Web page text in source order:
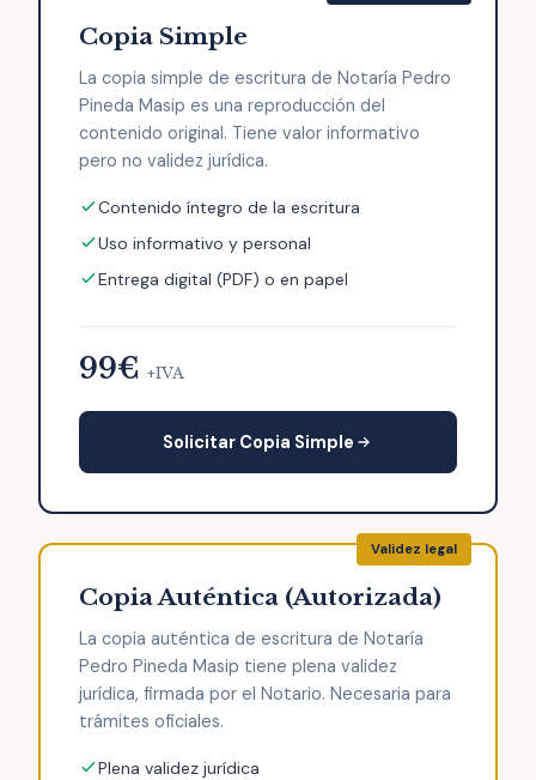
Copia Simple
La copia simple de escritura de Notaría Pedro
Pineda Masip es una reproducción del
contenido original. Tiene valor informativo
pero no validez jurídica.
Contenido íntegro de la escritura
Uso informativo y personal
Entrega digital (PDF) o en papel
99€ +IVA
Solicitar Copia Simple
Copia Auténtica (Autorizada)
La copia auténtica de escritura de Notaría
Pedro Pineda Masip tiene plena validez
jurídica, firmada por el Notario. Necesaria para
trámites oficiales.
Plena validez jurídica